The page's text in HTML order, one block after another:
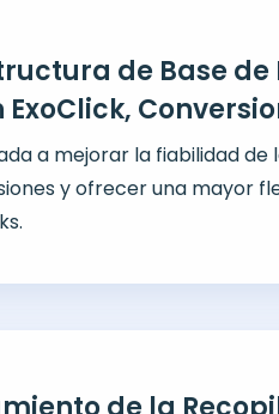
de Base
a mejorar la fiabilidad
y ofrecer una mayor